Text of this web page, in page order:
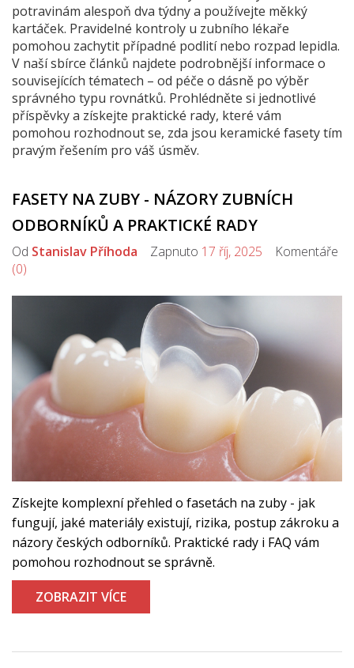
potravinám alespoň dva týdny a používejte měkký
kartáček. Pravidelné kontroly u zubního lékaře
pomohou zachytit případné podlití nebo rozpad lepidla.
V naší sbírce článků najdete podrobnější informace o
souvisejících tématech – od péče o dásně po výběr
správného typu rovnátků. Prohlédněte si jednotlivé
příspěvky a získejte praktické rady, které vám
pomohou rozhodnout se, zda jsou keramické fasety tím
pravým řešením pro váš úsměv.
FASETY NA ZUBY - NÁZORY ZUBNÍCH
ODBORNÍKŮ A PRAKTICKÉ RADY
Od Stanislav Příhoda Zapnuto 17 říj, 2025 Komentáře
(0)
Získejte komplexní přehled o fasetách na zuby - jak
fungují, jaké materiály existují, rizika, postup zákroku a
názory českých odborníků. Praktické rady i FAQ vám
pomohou rozhodnout se správně.
ZOBRAZIT VÍCE